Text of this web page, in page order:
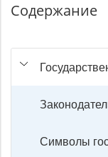
Содержание
Символы